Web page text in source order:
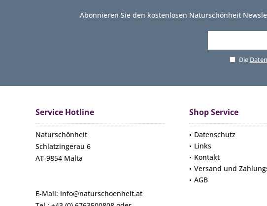
Abonnieren Sie den kostenlosen Naturschönheit
Die
Service Hotline
Naturschönheit
Schlatzingerau 6
AT-9854 Malta
E-Mail: info@naturschoenheit.at
Shop Service
Datenschutz
Links
Kontakt
Versand und
AGB